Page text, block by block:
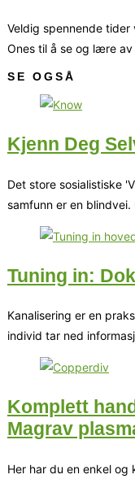
Veldig spennende tider
Ones til å se og lære
SE OGSÅ
Kjenn Deg
Det store sosialistiske
samfunn er en
Tuning in:
Kanalisering er en
individ tar ned
Komplett
Magrav
Her har du en enkel